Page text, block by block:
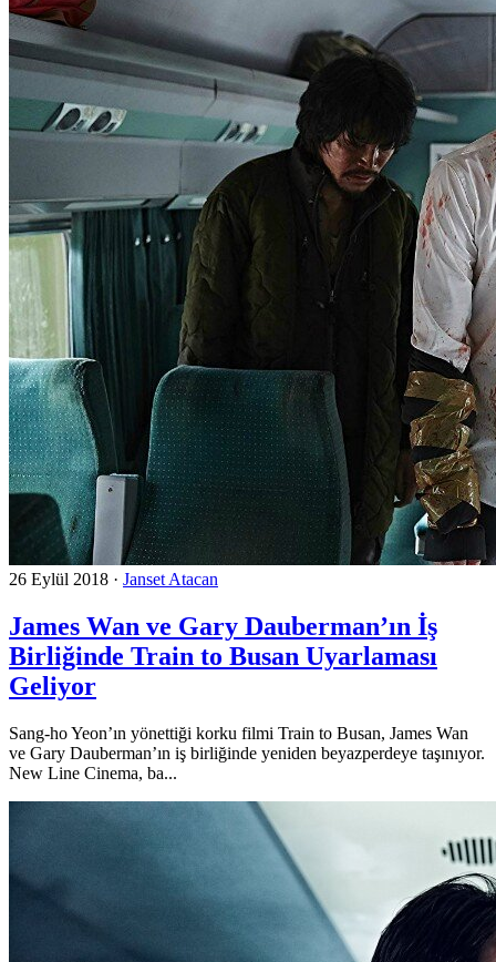
26 Eylül 2018 · Janset Atacan
James Wan ve Gary Dauberman’ın İş
Birliğinde Train to Busan Uyarlaması
Geliyor
Sang-ho Yeon’ın yönettiği korku filmi Train to Busan, James Wan
ve Gary Dauberman’ın iş birliğinde yeniden beyazperdeye taşınıyor.
New Line Cinema, ba...